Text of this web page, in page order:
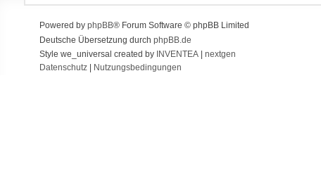
Powered by phpBB® Forum Software © phpBB Limited
Deutsche Übersetzung durch phpBB.de
Style we_universal created by INVENTEA| nextgen
Datenschutz| Nutzungsbedingungen